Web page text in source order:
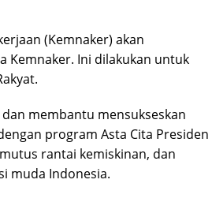
(Kemnaker) akan
Kemnaker. Ini dilakukan untuk
membantu mensukseskan
program Asta Cita Presiden
rantai kemiskinan, dan
muda Indonesia.